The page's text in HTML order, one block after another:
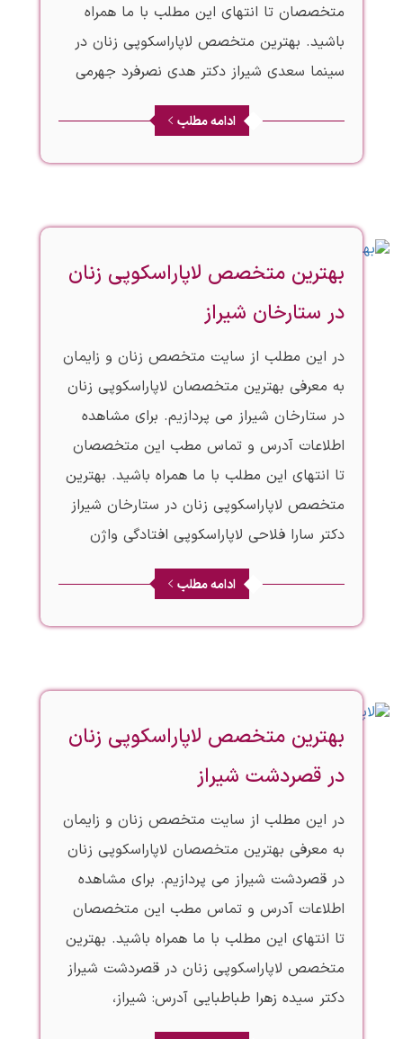
متخصصان تا انتهای این مطلب با ما همراه
باشید. بهترین متخصص لاپاراسکوپی زنان در
سینما سعدی شیراز دکتر هدی نصرفرد جهرمی
ادامه مطلب
بهترین متخصص لاپاراسکوپی زنان
در ستارخان شیراز
در این مطلب از سایت متخصص زنان و زایمان
به معرفی بهترین متخصصان لاپاراسکوپی زنان
در ستارخان شیراز می پردازیم. برای مشاهده
اطلاعات آدرس و تماس مطب این متخصصان
تا انتهای این مطلب با ما همراه باشید. بهترین
متخصص لاپاراسکوپی زنان در ستارخان شیراز
دکتر سارا فلاحی لاپاراسکوپی افتادگی واژن
ادامه مطلب
بهترین متخصص لاپاراسکوپی زنان
در قصردشت شیراز
در این مطلب از سایت متخصص زنان و زایمان
به معرفی بهترین متخصصان لاپاراسکوپی زنان
در قصردشت شیراز می پردازیم. برای مشاهده
اطلاعات آدرس و تماس مطب این متخصصان
تا انتهای این مطلب با ما همراه باشید. بهترین
متخصص لاپاراسکوپی زنان در قصردشت شیراز
دکتر سیده زهرا طباطبایی آدرس: شیراز،